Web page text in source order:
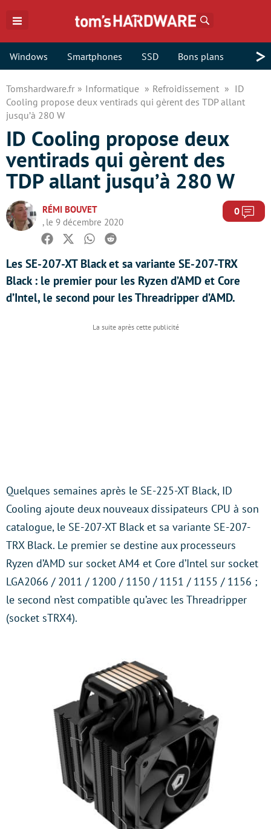
Windows Smartphones SSD Bons plans >
Tomshardware.fr Informatique Refroidissement
ID
Cooling propose deux ventirads qui gèrent des TDP allant
jusqu’à 280 W
ID Cooling propose deux
ventirads qui gèrent des
TDP allant jusqu’à 280 W
RÉMI BOUVET
, le 9 décembre 2020
0
Facebook
TwitterWhatsapp
Reddit
Les SE-207-XT Black et sa variante SE-207-TRX
Black : le premier pour les Ryzen d’AMD et Core
d’Intel, le second pour les Threadripper d’AMD.
Quelques semaines après le SE-225-XT Black, ID
Cooling ajoute deux nouveaux dissipateurs CPU à son
catalogue, le SE-207-XT Black et sa variante SE-207-
TRX Black. Le premier se destine aux processeurs
Ryzen d’AMD sur socket AM4 et Core d’Intel sur socket
LGA2066 / 2011 / 1200 / 1150 / 1151 / 1155 / 1156 ;
le second n’est compatible qu’avec les Threadripper
(socket sTRX4).